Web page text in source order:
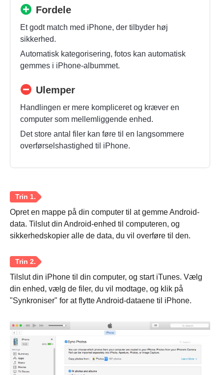
Trin 1.
Trin 2.
Fordele
Et godt match med iPhone, der tilbyder høj
sikkerhed.
Automatisk kategorisering, fotos kan automatisk
gemmes i iPhone-albummet.
Ulemper
Handlingen er mere kompliceret og kræver en
computer som mellemliggende enhed.
Det store antal filer kan føre til en langsommere
overførselshastighed til iPhone.
Opret en mappe på din computer til at gemme Android-
data. Tilslut din Android-enhed til computeren, og
sikkerhedskopier alle de data, du vil overføre til den.
Tilslut din iPhone til din computer, og start iTunes. Vælg
din enhed, vælg de filer, du vil modtage, og klik på
"Synkroniser" for at flytte Android-dataene til iPhone.